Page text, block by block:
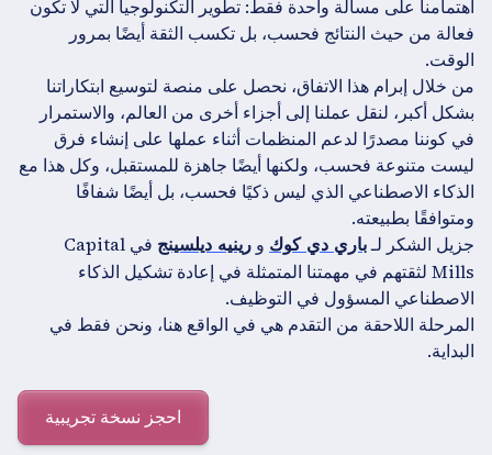
اهتمامنا على مسألة واحدة فقط: تطوير التكنولوجيا التي لا تكون
فعالة من حيث النتائج فحسب، بل تكسب الثقة أيضًا بمرور
الوقت.
من خلال إبرام هذا الاتفاق، نحصل على منصة لتوسيع ابتكاراتنا
بشكل أكبر، لنقل عملنا إلى أجزاء أخرى من العالم، والاستمرار
في كوننا مصدرًا لدعم المنظمات أثناء عملها على إنشاء فرق
ليست متنوعة فحسب، ولكنها أيضًا جاهزة للمستقبل، وكل هذا مع
الذكاء الاصطناعي الذي ليس ذكيًا فحسب، بل أيضًا شفافًا
ومتوافقًا بطبيعته.
جزيل الشكر لـ باري دي كوكو رينيه ديلسينج
في Capital
Mills لثقتهم في مهمتنا المتمثلة في إعادة تشكيل الذكاء
الاصطناعي المسؤول في التوظيف.
المرحلة اللاحقة من التقدم هي في الواقع هنا، ونحن فقط في
البداية.
احجز نسخة تجريبية